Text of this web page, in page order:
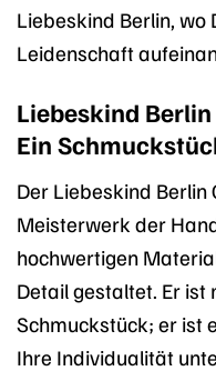
Liebeskind Berlin, wo
Leidenschaft
Liebeskind
Ein
Der Liebeskind
Meisterwerk der
hochwertigen
Detail gestaltet. Er ist
Schmuckstück; er ist
Ihre Individualität